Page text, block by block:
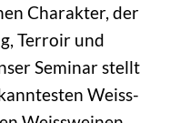
Charakter, der
Terroir und
Seminar stellt
Weiss-